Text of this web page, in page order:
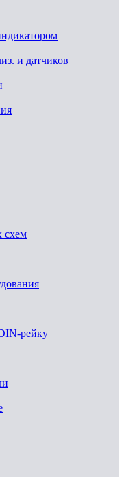
и датчиков
схем
рейку